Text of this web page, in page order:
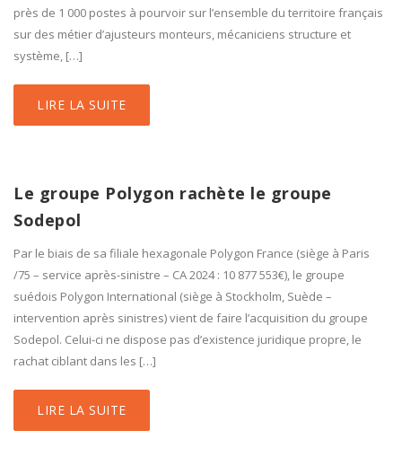
près de 1 000 postes à pourvoir sur l’ensemble du territoire français
sur des métier d’ajusteurs monteurs, mécaniciens structure et
système, […]
LIRE LA SUITE
Le groupe Polygon rachète le groupe
Sodepol
Par le biais de sa filiale hexagonale Polygon France (siège à Paris
/75 – service après-sinistre – CA 2024 : 10 877 553€), le groupe
suédois Polygon International (siège à Stockholm, Suède –
intervention après sinistres) vient de faire l’acquisition du groupe
Sodepol. Celui-ci ne dispose pas d’existence juridique propre, le
rachat ciblant dans les […]
LIRE LA SUITE